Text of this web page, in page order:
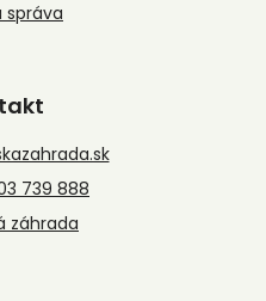
správa
739 888
záhrada